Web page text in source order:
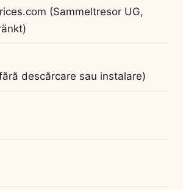
(Sammeltresor UG,
descărcare sau instalare)